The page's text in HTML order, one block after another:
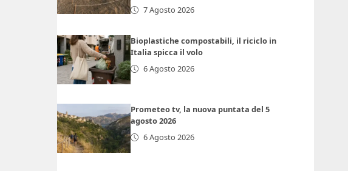
7 Agosto 2026
Bioplastiche compostabili, il riciclo in
Italia spicca il volo
6 Agosto 2026
Prometeo tv, la nuova puntata del 5
agosto 2026
6 Agosto 2026